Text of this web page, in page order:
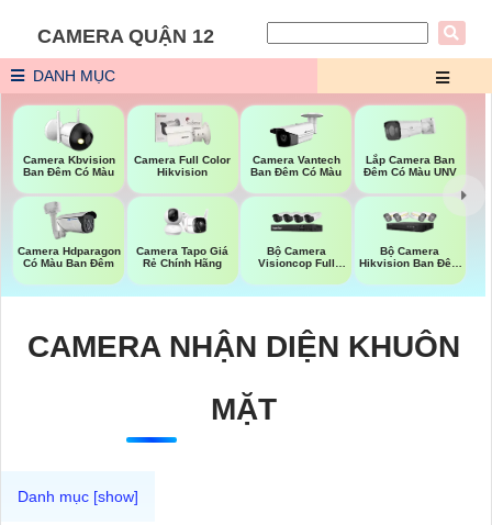
CAMERA QUẬN 12
DANH MỤC
Camera Kbvision
Ban Đêm Có Màu
Camera Full Color
Hikvision
Camera Vantech
Ban Đêm Có Màu
Lắp Camera Ban
Đêm Có Màu UNV
Camera Hdparagon
Có Màu Ban Đêm
Camera Tapo Giá
Rẻ Chính Hãng
Bộ Camera
Visioncop Full
Bộ Camera
Hikvision Ban Đêm
CAMERA NHẬN DIỆN KHUÔN
MẶT